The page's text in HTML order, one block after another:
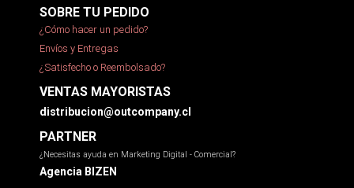
SOBRE TU PEDIDO
¿Cómo hacer un pedido?
Envíos y Entregas
¿Satisfecho o Reembolsado?
VENTAS MAYORISTAS
distribucion@outcompany.cl
PARTNER
¿Necesitas ayuda en Marketing Digital - Comercial?
Agencia BIZEN